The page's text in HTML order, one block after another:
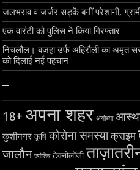
जलभराव व जर्जर सड़कें बनीं परेशानी,
एक वारंटी को पुलिस ने किया गिरफ्तार
निचलौल। बजहा उर्फ अहिरौली का अमृत
को दिलाई नई पहचान
–
18+ अपना शहर अयोध्या
कुशीनगर कृषि कोरोना समस्या क्राइम
जालौन ज्योतिष टेक्नोलॉजी